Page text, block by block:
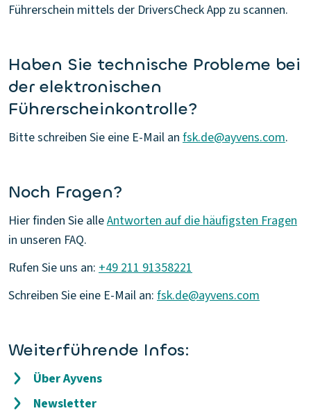
Führerschein mittels der DriversCheck App zu scannen.
Haben Sie technische Probleme bei
der elektronischen
Führerscheinkontrolle?
Bitte schreiben Sie eine E-Mail an fsk.de@ayvens.com.
Noch Fragen?
Hier finden Sie alleAntworten auf die häufigsten Fragen
in unseren FAQ.
Rufen Sie uns an: +49 211 91358221
Schreiben Sie eine E-Mail an: fsk.de@ayvens.com
Weiterführende Infos:
Über Ayvens
Newsletter